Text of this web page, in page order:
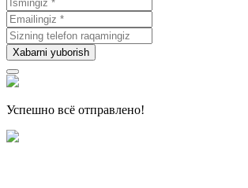
Xabarni yuborish
Успешно всё отправлено!